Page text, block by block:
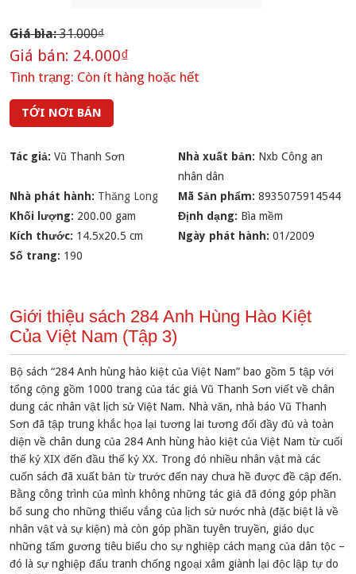
Giá bìa:31.000₫
Giá bán: 24.000₫
Tình trạng: Còn ít hàng hoặc hết
TỚI NƠI BÁN
Tác giả:Vũ Thanh Sơn Nhà xuất bản: Nxb Công an
nhân dân
Nhà phát hành: Thăng Long Mã Sản phẩm: 8935075914544
Khối lượng: 200.00 gam Định dạng: Bìa mềm
Kích thước: 14.5x20.5 cm Ngày phát hành: 01/2009
Số trang: 190
Giới thiệu sách 284 Anh Hùng Hào Kiệt
Của Việt Nam (Tập 3)
Bộ sách “284 Anh hùng hào kiệt của Việt Nam” bao gồm 5 tập với
tổng cộng gồm 1000 trang của tác giả Vũ Thanh Sơn viết về chân
dung các nhân vật lịch sử Việt Nam. Nhà văn, nhà báo Vũ Thanh
Sơn đã tập trung khắc họa lại tương lai tương đối đầy đủ và toàn
diện về chân dung của 284 Anh hùng hào kiệt của Việt Nam từ cuối
thế kỷ XIX đến đầu thế kỷ XX. Trong đó nhiều nhân vật mà các
cuốn sách đã xuất bản từ trước đến nay chưa hề được đề cập đến.
Bằng công trình của mình không những tác giả đã đóng góp phần
bổ sung cho những thiếu vắng của lịch sử nước nhà (đặc biệt là về
nhân vật và sự kiện) mà còn góp phần tuyên truyền, giáo dục
những tấm gương tiêu biểu cho sự nghiệp cách mạng của dân tộc –
đó là sự nghiệp đấu tranh chống ngoại xâm giành lại độc lập tự do